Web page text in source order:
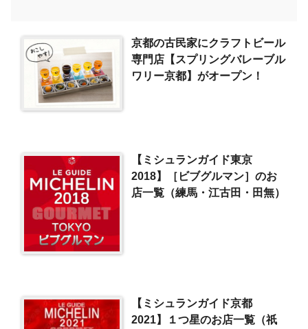
京都の古民家にクラフトビール
専門店【スプリングバレーブル
ワリー京都】がオープン！
【ミシュランガイド東京
2018】［ビブグルマン］のお
店一覧（練馬・江古田・田無）
【ミシュランガイド京都
2021】１つ星のお店一覧（祇